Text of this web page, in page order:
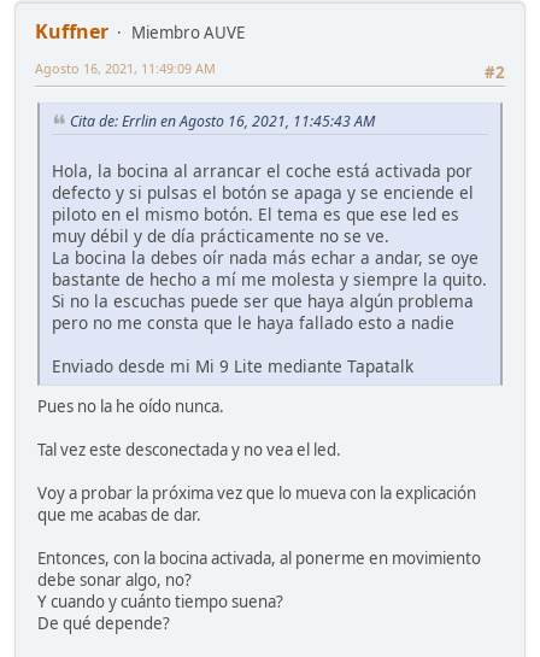
Kuffner
Miembro AUVE
#2
Agosto 16, 2021, 11:49:09 AM
Cita de: Errlin en Agosto 16, 2021, 11:45:43 AM
Hola, la bocina al arrancar el coche está activada por
defecto y si pulsas el botón se apaga y se enciende el
piloto en el mismo botón. El tema es que ese led es
muy débil y de día prácticamente no se ve.
La bocina la debes oír nada más echar a andar, se oye
bastante de hecho a mí me molesta y siempre la quito.
Si no la escuchas puede ser que haya algún problema
pero no me consta que le haya fallado esto a nadie
Enviado desde mi Mi 9 Lite mediante Tapatalk
Pues no la he oído nunca.
Tal vez este desconectada y no vea el led.
Voy a probar la próxima vez que lo mueva con la explicación
que me acabas de dar.
Entonces, con la bocina activada, al ponerme en movimiento
debe sonar algo, no?
Y cuando y cuánto tiempo suena?
De qué depende?